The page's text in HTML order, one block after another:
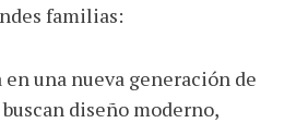
familias:
en una nueva generación de
diseño moderno,